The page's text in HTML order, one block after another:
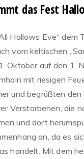
das Fest
Hallows Eve“ dem
vom keltischen
Oktober auf den 1.
mit riesigen
und begrüßten
Verstorbenen, die
und dort
an, da es
handelt. Mit dem